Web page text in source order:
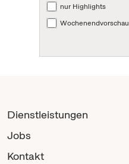
nur Highlights
Wochenendvorschau
Dienstleistungen
Jobs
Kontakt